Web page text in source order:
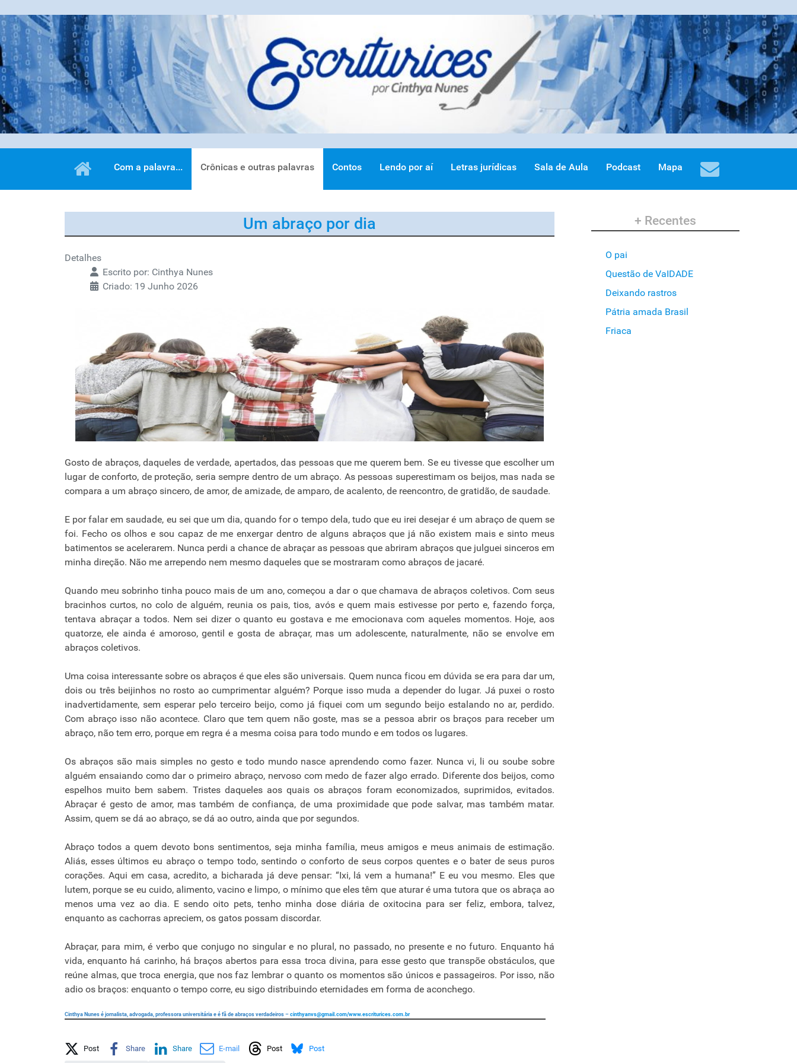
Com a palavra... Crônicas e outras palavras Contos Lendo por aí Letras jurídicas Sala de Aula Podcast Mapa
Um abraço por dia
Detalhes
Escrito por: Cinthya Nunes
Criado: 19 Junho 2026
Gosto de abraços, daqueles de verdade, apertados, das pessoas que me querem bem. Se eu tivesse que escolher um
lugar de conforto, de proteção, seria sempre dentro de um abraço. As pessoas superestimam os beijos, mas nada se
compara a um abraço sincero, de amor, de amizade, de amparo, de acalento, de reencontro, de gratidão, de saudade.
E por falar em saudade, eu sei que um dia, quando for o tempo dela, tudo que eu irei desejar é um abraço de quem se
foi. Fecho os olhos e sou capaz de me enxergar dentro de alguns abraços que já não existem mais e sinto meus
batimentos se acelerarem. Nunca perdi a chance de abraçar as pessoas que abriram abraços que julguei sinceros em
minha direção. Não me arrependo nem mesmo daqueles que se mostraram como abraços de jacaré.
Quando meu sobrinho tinha pouco mais de um ano, começou a dar o que chamava de abraços coletivos. Com seus
bracinhos curtos, no colo de alguém, reunia os pais, tios, avós e quem mais estivesse por perto e, fazendo força,
tentava abraçar a todos. Nem sei dizer o quanto eu gostava e me emocionava com aqueles momentos. Hoje, aos
quatorze, ele ainda é amoroso, gentil e gosta de abraçar, mas um adolescente, naturalmente, não se envolve em
abraços coletivos.
Uma coisa interessante sobre os abraços é que eles são universais. Quem nunca ficou em dúvida se era para dar um,
dois ou três beijinhos no rosto ao cumprimentar alguém? Porque isso muda a depender do lugar. Já puxei o rosto
inadvertidamente, sem esperar pelo terceiro beijo, como já fiquei com um segundo beijo estalando no ar, perdido.
Com abraço isso não acontece. Claro que tem quem não goste, mas se a pessoa abrir os braços para receber um
abraço, não tem erro, porque em regra é a mesma coisa para todo mundo e em todos os lugares.
Os abraços são mais simples no gesto e todo mundo nasce aprendendo como fazer. Nunca vi, li ou soube sobre
alguém ensaiando como dar o primeiro abraço, nervoso com medo de fazer algo errado. Diferente dos beijos, como
espelhos muito bem sabem. Tristes daqueles aos quais os abraços foram economizados, suprimidos, evitados.
Abraçar é gesto de amor, mas também de confiança, de uma proximidade que pode salvar, mas também matar.
Assim, quem se dá ao abraço, se dá ao outro, ainda que por segundos.
Abraço todos a quem devoto bons sentimentos, seja minha família, meus amigos e meus animais de estimação.
Aliás, esses últimos eu abraço o tempo todo, sentindo o conforto de seus corpos quentes e o bater de seus puros
corações. Aqui em casa, acredito, a bicharada já deve pensar: “Ixi, lá vem a humana!” E eu vou mesmo. Eles que
lutem, porque se eu cuido, alimento, vacino e limpo, o mínimo que eles têm que aturar é uma tutora que os abraça ao
menos uma vez ao dia. E sendo oito pets, tenho minha dose diária de oxitocina para ser feliz, embora, talvez,
enquanto as cachorras apreciem, os gatos possam discordar.
Abraçar, para mim, é verbo que conjugo no singular e no plural, no passado, no presente e no futuro. Enquanto há
vida, enquanto há carinho, há braços abertos para essa troca divina, para esse gesto que transpõe obstáculos, que
reúne almas, que troca energia, que nos faz lembrar o quanto os momentos são únicos e passageiros. Por isso, não
adio os braços: enquanto o tempo corre, eu sigo distribuindo eternidades em forma de aconchego.
Cinthya Nunes é jornalista, advogada, professora universitária e é fã de abraços verdadeiros – cinthyanvs@gmail.com/www.escriturices.com.br
Share on Social Media
Post Share Share E-mail Post Post
+ Recentes
O pai
Questão de VaIDADE
Deixando rastros
Pátria amada Brasil
Friaca